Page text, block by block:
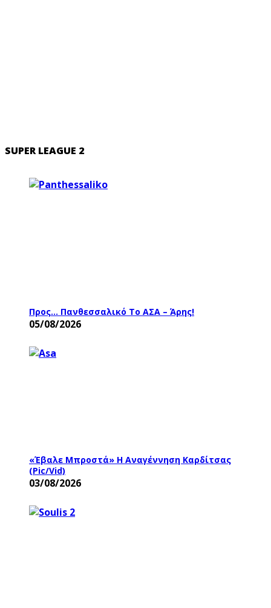
SUPER LEAGUE 2
Προς… Πανθεσσαλικό Το ΑΣΑ – Άρης!
05/08/2026
«Έβαλε Μπροστά» Η Αναγέννηση Καρδίτσας
(pic/vid)
03/08/2026